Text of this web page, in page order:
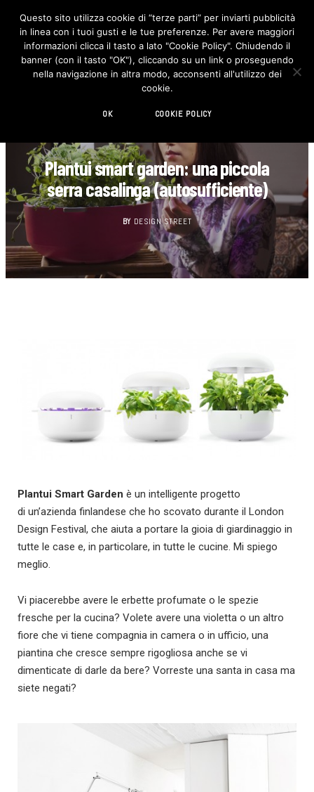
F
c
e
b
o
I
n
s
t
Plantui smart garden: una piccola
serra casalinga (autosufficiente)
BY DESIGN STREET
Plantui Smart Garden è un intelligente progetto
di un’azienda finlandese che ho scovato durante il London
Design Festival, che aiuta a portare la gioia di giardinaggio in
tutte le case e, in particolare, in tutte le cucine. Mi spiego
meglio.
Vi piacerebbe avere le erbette profumate o le spezie
fresche per la cucina? Volete avere una violetta o un altro
fiore che vi tiene compagnia in camera o in ufficio, una
piantina che cresce sempre rigogliosa anche se vi
dimenticate di darle da bere? Vorreste una santa in casa ma
siete negati?
Questo sito utilizza cookie di “terze parti” per inviarti pubblicità
in linea con i tuoi gusti e le tue preferenze. Per avere maggiori
informazioni clicca il tasto a lato "Cookie Policy". Chiudendo il
banner (con il tasto "OK"), cliccando su un link o proseguendo
nella navigazione in altra modo, acconsenti all'utilizzo dei
cookie.
OK COOKIE POLICY